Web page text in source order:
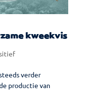
kweekvis
verder
productie van